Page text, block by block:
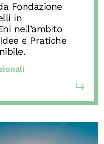
Fondazione
in
nell’ambito
e Pratiche